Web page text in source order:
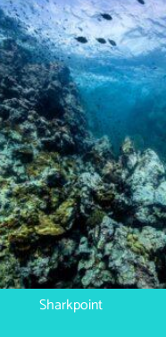
Sharkpoint